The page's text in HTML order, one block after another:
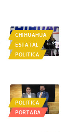
CHIHUAHUA
ESTATAL
POLITICA
POLITICA
PORTADA